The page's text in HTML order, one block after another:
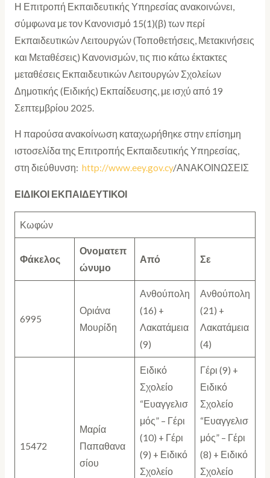
Η Επιτροπή Εκπαιδευτικής Υπηρεσίας ανακοινώνει,
σύμφωνα με τον Κανονισμό 15(1)(β) των περί
Εκπαιδευτικών Λειτουργών (Τοποθετήσεις, Μετακινήσεις
και Μεταθέσεις) Κανονισμών, τις πιο κάτω έκτακτες
μεταθέσεις Εκπαιδευτικών Λειτουργών Σχολείων
Δημοτικής (Ειδικής) Εκπαίδευσης, με ισχύ από 19
Σεπτεμβρίου 2025.
Η παρούσα ανακοίνωση καταχωρήθηκε στην επίσημη
ιστοσελίδα της Επιτροπής Εκπαιδευτικής Υπηρεσίας,
στη διεύθυνση: http://www.eey.gov.cy/ΑΝΑΚΟΙΝΩΣΕΙΣ
ΕΙΔΙΚΟΙ ΕΚΠΑΙΔΕΥΤΙΚΟΙ
Κωφών
Φάκελος
Ονοματεπ
ώνυμο
Από Σε
6995
Οριάνα
Μουρίδη
Ανθούπολη
(16) +
Λακατάμεια
(9)
Ανθούπολη
(21) +
Λακατάμεια
(4)
15472
Μαρία
Παπαθανα
σίου
Ειδικό
Σχολείο
“Ευαγγελισ
μός” – Γέρι
(10) + Γέρι
(9) + Ειδικό
Σχολείο
Γέρι (9) +
Ειδικό
Σχολείο
“Ευαγγελισ
μός” – Γέρι
(8) + Ειδικό
Σχολείο